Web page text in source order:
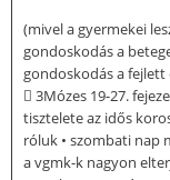
(mivel a gyermekei
gondoskodás a
gondoskodás a fejlett
 3Mózes 19-27.
tisztelete az idős
róluk • szombati nap
a vgmk-k nagyon